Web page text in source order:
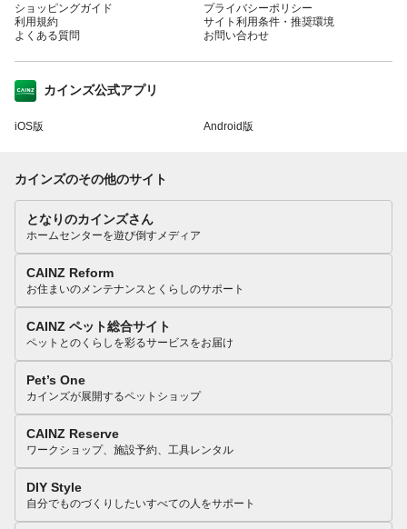
ショッピングガイド
利用規約
よくある質問
プライバシーポリシー
サイト利用条件・推奨環境
お問い合わせ
カインズ公式アプリ
iOS版 Android版
カインズのその他のサイト
となりのカインズさん
ホームセンターを遊び倒すメディア
CAINZ Reform
お住まいのメンテナンスとくらしのサポート
CAINZ ペット総合サイト
ペットとのくらしを彩るサービスをお届け
Pet’s One
カインズが展開するペットショップ
CAINZ Reserve
ワークショップ、施設予約、工具レンタル
DIY Style
自分でものづくりしたいすべての人をサポート